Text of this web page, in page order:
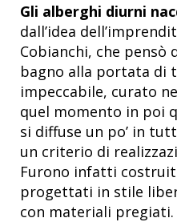
Gli alberghi diurni
dall’idea
Cobianchi, che pensò
bagno alla portata di
impeccabile, curato
quel momento in poi
si diffuse un po’ in
un criterio di
Furono infatti
progettati in stile
con materiali pregiati.